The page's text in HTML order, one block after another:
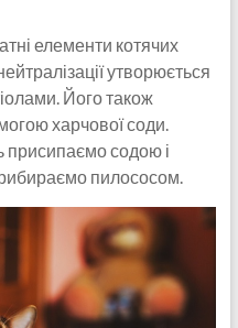
елементи котячих
утворюється
Його також
харчової соди.
присипаємо содою і
пилососом.